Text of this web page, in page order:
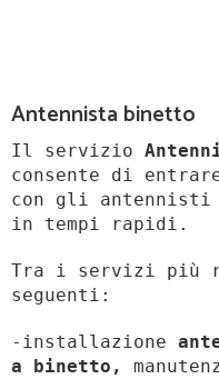
Antennista binetto
Il servizio
consente di
con gli antennisti
in tempi rapidi.
Tra i servizi più
seguenti:
-installazione
a binetto,